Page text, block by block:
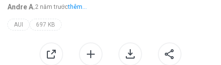
Andre A.2 năm trướcthêm...
AUI 697 KB